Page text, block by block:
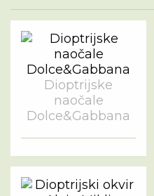
Dioptrijske
naočale
Dolce&Gabbana